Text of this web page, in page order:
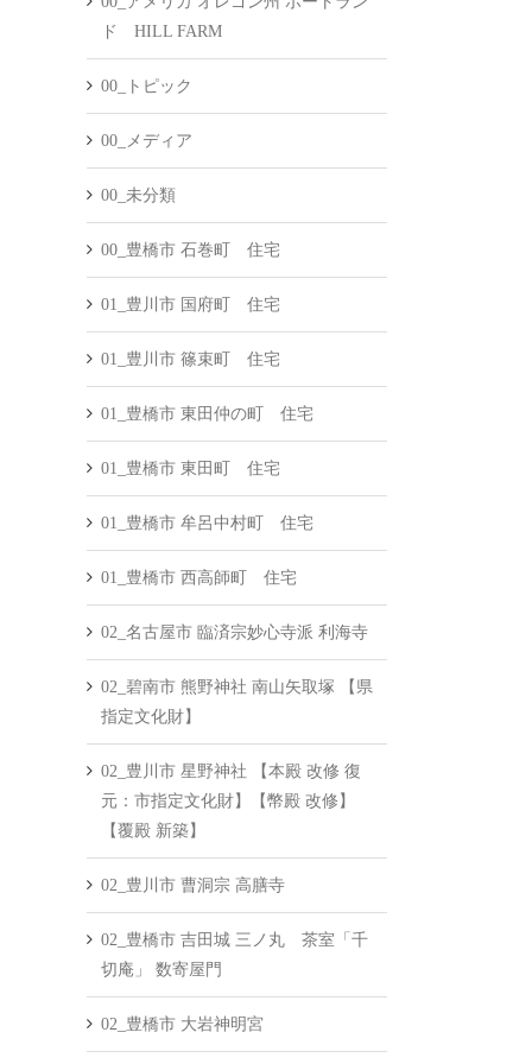
ド HILL FARM
00_トピック
00_メディア
00_未分類
00_豊橋市 石巻町 住宅
01_豊川市 国府町 住宅
01_豊川市 篠束町 住宅
01_豊橋市 東田仲の町 住宅
01_豊橋市 東田町 住宅
01_豊橋市 牟呂中村町 住宅
01_豊橋市 西高師町 住宅
02_名古屋市 臨済宗妙心寺派 利海寺
02_碧南市 熊野神社 南山矢取塚 【県
指定文化財】
02_豊川市 星野神社 【本殿 改修 復
元：市指定文化財】【幣殿 改修】
【覆殿 新築】
02_豊川市 曹洞宗 高膳寺
02_豊橋市 吉田城 三ノ丸 茶室「千
切庵」 数寄屋門
02_豊橋市 大岩神明宮